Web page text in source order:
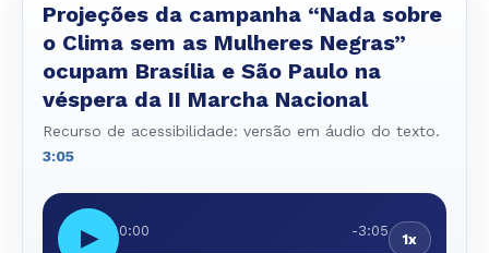
Projeções da campanha “Nada sobre
o Clima sem as Mulheres Negras”
ocupam Brasília e São Paulo na
véspera da II Marcha Nacional
Recurso de acessibilidade: versão em áudio do texto.
3:05
▶ 0:00 -3:05 1x